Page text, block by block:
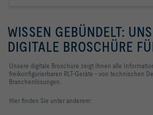
WISSEN GEBÜNDELT:
DIGITALE BROSCHÜRE
Unsere digitale Broschüre zeigt Ihnen alle
freikonfigurierbaren RLT-Geräte – von technischen
Branchenlösungen.
Hier finden Sie unter anderem: